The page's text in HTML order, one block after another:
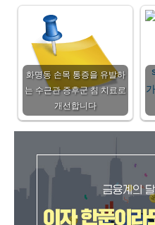
화명동 손목 통증을 유발하
는 수근관 증후군 침 치료로
개선합니다